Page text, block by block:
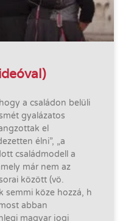
a családon belüli
gyalázatos
el
élni”, „a
családmodell a
már nem az
között (vö.
semmi köze hozzá, h
abban
magyar jogi